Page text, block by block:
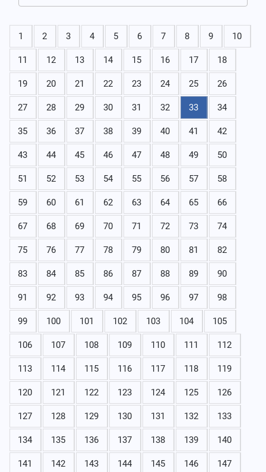
1 2 3 4 5 6 7 8 9 10
11 12 13 14 15 16 17 18
19 20 21 22 23 24 25 26
27 28 29 30 31 32 33 34
35 36 37 38 39 40 41 42
43 44 45 46 47 48 49 50
51 52 53 54 55 56 57 58
59 60 61 62 63 64 65 66
67 68 69 70 71 72 73 74
75 76 77 78 79 80 81 82
83 84 85 86 87 88 89 90
91 92 93 94 95 96 97 98
99 100 101 102 103 104 105
106 107 108 109 110 111 112
113 114 115 116 117 118 119
120 121 122 123 124 125 126
127 128 129 130 131 132 133
134 135 136 137 138 139 140
141 142 143 144 145 146 147